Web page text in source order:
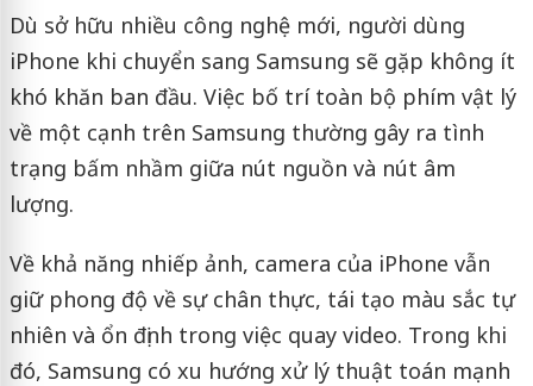
Dù sở hữu nhiều công nghệ mới, người dùng
iPhone khi chuyển sang Samsung sẽ gặp không ít
khó khăn ban đầu. Việc bố trí toàn bộ phím vật lý
về một cạnh trên Samsung thường gây ra tình
trạng bấm nhầm giữa nút nguồn và nút âm
lượng.
Về khả năng nhiếp ảnh, camera của iPhone vẫn
giữ phong độ về sự chân thực, tái tạo màu sắc tự
nhiên và ổn định trong việc quay video. Trong khi
đó, Samsung có xu hướng xử lý thuật toán mạnh